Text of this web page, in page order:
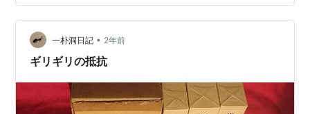
ロゴスの自己発展になるか、あるいはまた、パトスが新
しいパトスを生み出すパトスの自己陶酔になるとなると
いうことがある。しかし、何とも言え…
一朴洞日記 • 2年前
ギリギリの抵抗